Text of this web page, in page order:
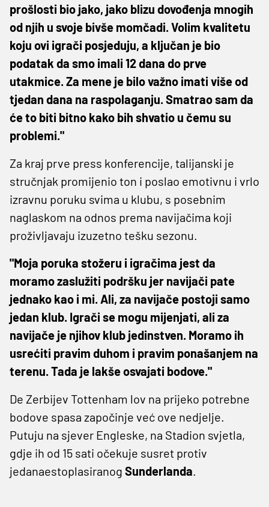
prošlosti bio jako, jako blizu dovođenja mnogih
od njih u svoje bivše momčadi. Volim kvalitetu
koju ovi igrači posjeduju, a ključan je bio
podatak da smo imali 12 dana do prve
utakmice. Za mene je bilo važno imati više od
tjedan dana na raspolaganju. Smatrao sam da
će to biti bitno kako bih shvatio u čemu su
problemi."
Za kraj prve press konferencije, talijanski je
stručnjak promijenio ton i poslao emotivnu i vrlo
izravnu poruku svima u klubu, s posebnim
naglaskom na odnos prema navijačima koji
proživljavaju izuzetno tešku sezonu.
"Moja poruka stožeru i igračima jest da
moramo zaslužiti podršku jer navijači pate
jednako kao i mi. Ali, za navijače postoji samo
jedan klub. Igrači se mogu mijenjati, ali za
navijače je njihov klub jedinstven. Moramo ih
usrećiti pravim duhom i pravim ponašanjem na
terenu. Tada je lakše osvajati bodove."
De Zerbijev Tottenham lov na prijeko potrebne
bodove spasa započinje već ove nedjelje.
Putuju na sjever Engleske, na Stadion svjetla,
gdje ih od 15 sati očekuje susret protiv
jedanaestoplasiranog Sunderlanda.